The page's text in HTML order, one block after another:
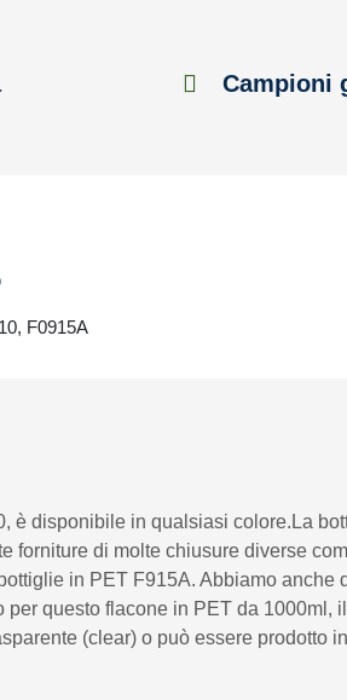
Campioni
F0915A
è disponibile in qualsiasi colore.La
forniture di molte chiusure diverse
in PET F915A. Abbiamo anche
questo flacone in PET da 1000ml,
(clear) o può essere prodotto